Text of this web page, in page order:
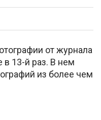
от журнала
в 13-й раз. В нем
из более чем